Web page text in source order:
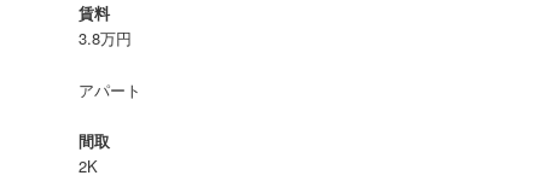
賃料
3.8万円
アパート
間取
2K